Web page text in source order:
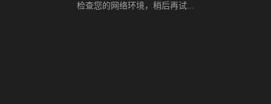
检查您的网络环境，稍后再试...